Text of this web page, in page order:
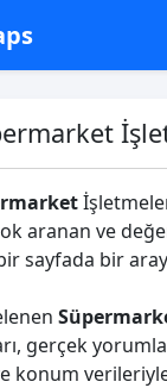
aranan ve
sayfada bir
gerçek
konum